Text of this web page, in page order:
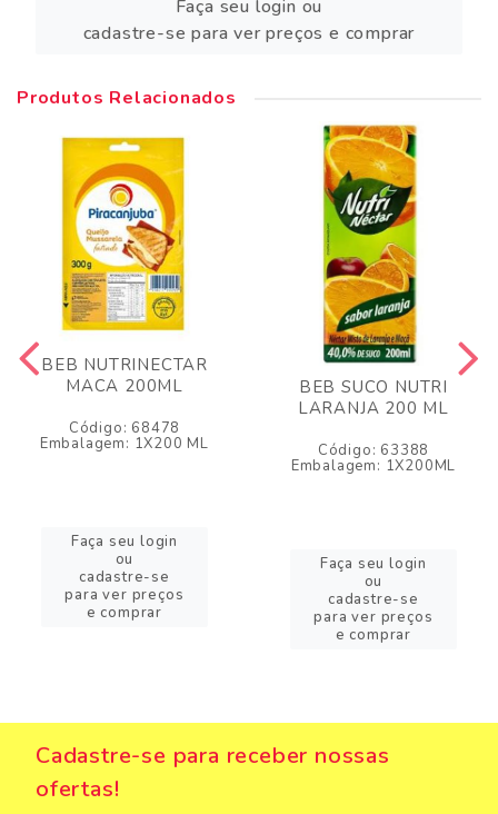
Faça seu login ou
cadastre-se para ver preços e comprar
Produtos Relacionados
BEB NUTRINECTAR
MACA 200ML
Código: 68478
Embalagem: 1X200 ML
Faça seu login
ou
cadastre-se
para ver preços
e comprar
BEB SUCO NUTRI
LARANJA 200 ML
Código: 63388
Embalagem: 1X200ML
Faça seu login
ou
cadastre-se
para ver preços
e comprar
Cadastre-se para receber nossas
ofertas!